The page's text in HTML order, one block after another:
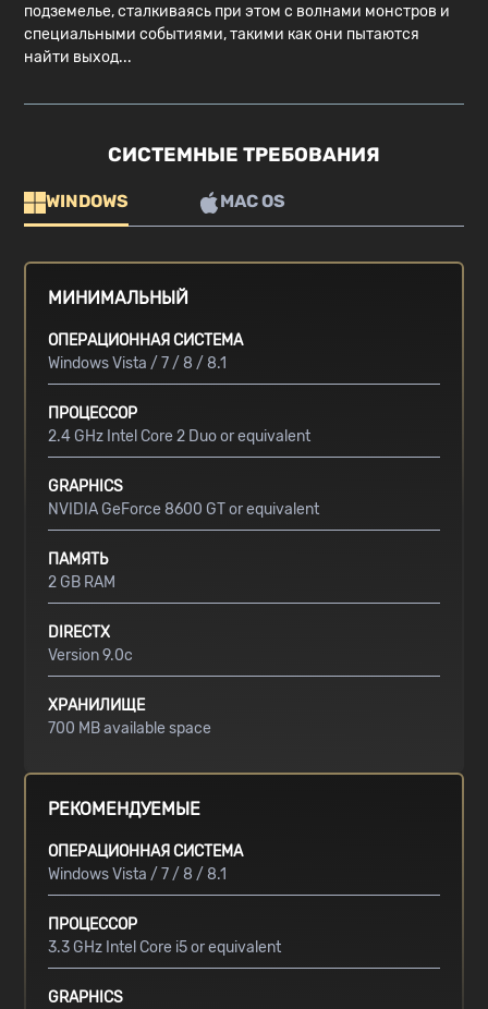
подземелье, сталкиваясь при этом с волнами монстров и
специальными событиями, такими как они пытаются
найти выход...
СИСТЕМНЫЕ ТРЕБОВАНИЯ
WINDOWS MAC OS
МИНИМАЛЬНЫЙ
ОПЕРАЦИОННАЯ СИСТЕМА
Windows Vista / 7 / 8 / 8.1
ПРОЦЕССОР
2.4 GHz Intel Core 2 Duo or equivalent
GRAPHICS
NVIDIA GeForce 8600 GT or equivalent
ПАМЯТЬ
2 GB RAM
DIRECTX
Version 9.0c
ХРАНИЛИЩЕ
700 MB available space
РЕКОМЕНДУЕМЫЕ
ОПЕРАЦИОННАЯ СИСТЕМА
Windows Vista / 7 / 8 / 8.1
ПРОЦЕССОР
3.3 GHz Intel Core i5 or equivalent
GRAPHICS